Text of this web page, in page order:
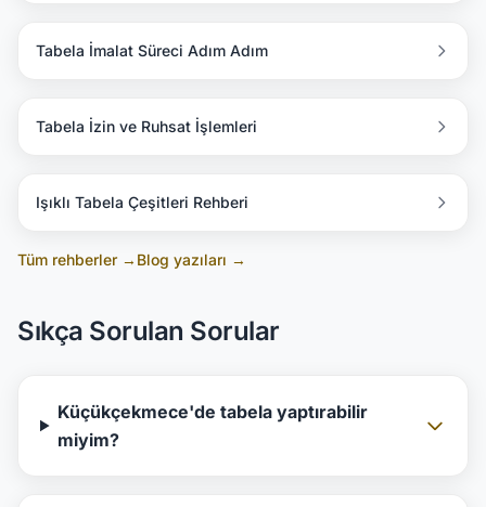
Tabela İmalat Süreci Adım Adım
Tabela İzin ve Ruhsat İşlemleri
Işıklı Tabela Çeşitleri Rehberi
Tüm rehberler → Blog yazıları →
Sıkça Sorulan Sorular
Küçükçekmece'de tabela yaptırabilir
miyim?